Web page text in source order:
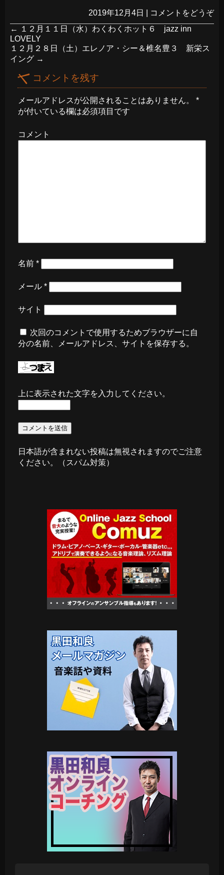
2019年12月4日
コメントをどうぞ
←
１２月１１日（水）わくわくホット６ jazz inn
LOVELY
１２月２８日（土）エレノア・シー＆椎名豊３ 新栄ス
イング →
コメントを残す
メールアドレスが公開されることはありません。
*
が付いている欄は必須項目です
コメント
名前 *
メール *
サイト
次回のコメントで使用するためブラウザーに自
分の名前、メールアドレス、サイトを保存する。
上に表示された文字を入力してください。
日本語が含まれない投稿は無視されますのでご注意
ください。（スパム対策）